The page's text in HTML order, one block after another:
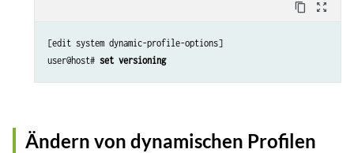
content_copy zoom_out_map
[edit system dynamic-profile-options]
user@host# set versioning
Ändern von dynamischen Profilen